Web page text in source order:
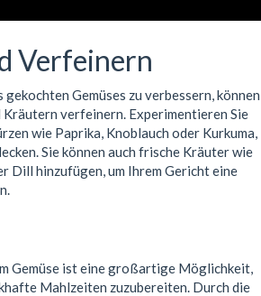
Verfeinern
gekochten Gemüses zu verbessern, können
Kräutern verfeinern. Experimentieren Sie
wie Paprika, Knoblauch oder Kurkuma,
Sie können auch frische Kräuter wie
Dill hinzufügen, um Ihrem Gericht eine
Gemüse ist eine großartige Möglichkeit,
Mahlzeiten zuzubereiten. Durch die